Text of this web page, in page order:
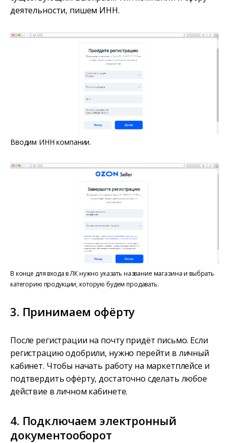
деятельности, пишем ИНН.
Вводим ИНН компании.
В конце для входа в ЛК нужно указать название магазина и выбрать
категорию продукции, которую будем продавать.
3. Принимаем офёрту
После регистрации на почту придёт письмо. Если
регистрацию одобрили, нужно перейти в личный
кабинет. Чтобы начать работу на маркетплейсе и
подтвердить офёрту, достаточно сделать любое
действие в личном кабинете.
4. Подключаем электронный
документооборот